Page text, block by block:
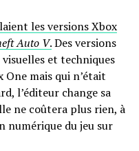
les versions Xbox
Auto V.Des versions
et techniques
mais qui n’était
l’éditeur change sa
ne coûtera plus rien, à
numérique du jeu sur